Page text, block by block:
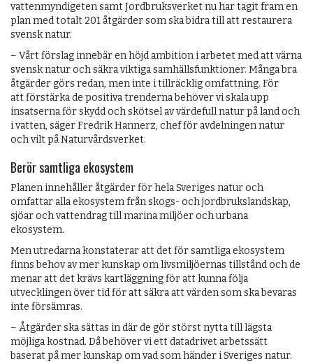
vattenmyndigeten samt Jordbruksverket nu har tagit fram en
plan med totalt 201 åtgärder som ska bidra till att restaurera
svensk natur.
– Vårt förslag innebär en höjd ambition i arbetet med att värna
svensk natur och säkra viktiga samhällsfunktioner. Många bra
åtgärder görs redan, men inte i tillräcklig omfattning. För
att förstärka de positiva trenderna behöver vi skala upp
insatserna för skydd och skötsel av värdefull natur på land och
i vatten, säger Fredrik Hannerz, chef för avdelningen natur
och vilt på Naturvårdsverket.
Berör samtliga ekosystem
Planen innehåller åtgärder för hela Sveriges natur och
omfattar alla ekosystem från skogs- och jordbrukslandskap,
sjöar och vattendrag till marina miljöer och urbana
ekosystem.
Men utredarna konstaterar att det för samtliga ekosystem
finns behov av mer kunskap om livsmiljöernas tillstånd och de
menar att det krävs kartläggning för att kunna följa
utvecklingen över tid för att säkra att värden som ska bevaras
inte försämras.
– Åtgärder ska sättas in där de gör störst nytta till lägsta
möjliga kostnad. Då behöver vi ett datadrivet arbetssätt
baserat på mer kunskap om vad som händer i Sveriges natur.